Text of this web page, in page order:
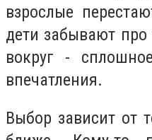
взрослые
дети забывают
вокруг -
впечатления.
Выбор зависит от